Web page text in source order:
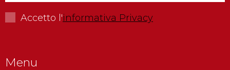
Accetto l'informativa Privacy
Menu